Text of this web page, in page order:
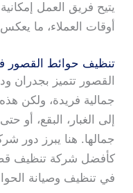
يتيح فريق العمل
أوقات العملاء، ما
تنظيف حوائط القصور
القصور تتميز بجدران
جمالية فريدة، ولكن
إلى الغبار، البقع، أو
جمالها. هنا يبرز دور
كأفضل شركة تنظيف
في تنظيف وصيانة